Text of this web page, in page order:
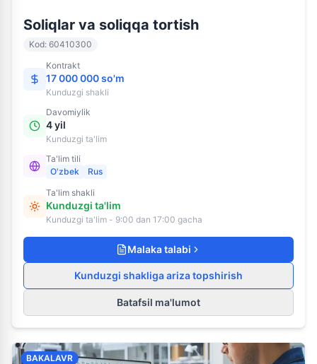
Soliqlar va soliqqa tortish
Kod: 60410300
Kontrakt
17 000 000 so'm
Kunduzgi shakli
Davomiylik
4 yil
Kunduzgi ta'lim
Ta'lim tili
O'zbek
Rus
Ta'lim shakli
Kunduzgi ta'lim
Kunduzgi ta'lim - 9:00 dan 17:00 gacha
Malaka talabi
Kunduzgi shakliga ariza topshirish
Batafsil ma'lumot
BAKALAVR